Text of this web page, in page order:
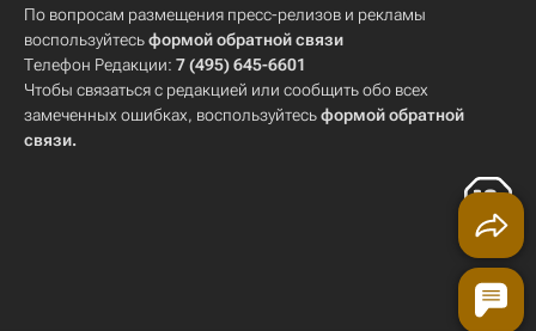
По вопросам размещения пресс-релизов и рекламы
воспользуйтесьформой обратной связи
Телефон Редакции: 7 (495) 645-6601
Чтобы связаться с редакцией или сообщить обо всех
замеченных ошибках, воспользуйтесьформой обратной
связи.